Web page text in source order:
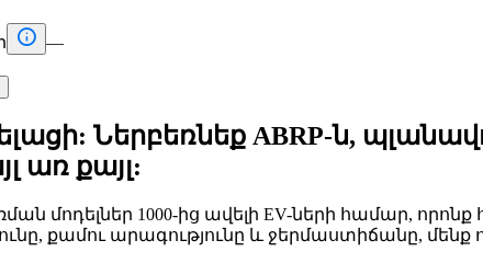
 —
Ներբեռնեք ABRP-ն,
առ քայլ:
մոդելներ 1000-ից ավելի EV-ների համար,
քամու արագությունը և ջերմաստիճանը,